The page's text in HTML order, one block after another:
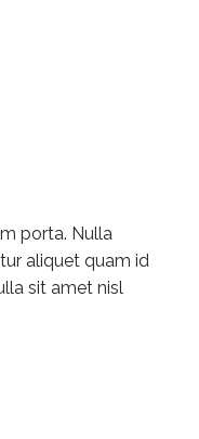
porta. Nulla
aliquet quam id
sit amet nisl